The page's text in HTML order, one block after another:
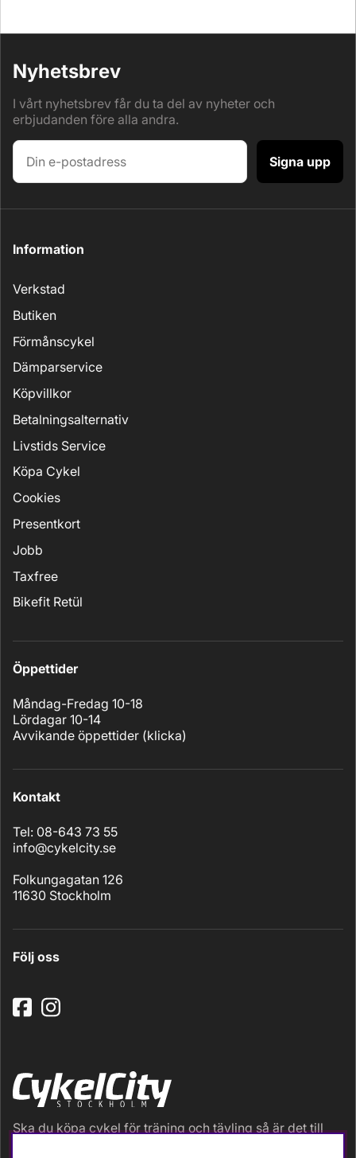
Nyhetsbrev
I vårt nyhetsbrev får du ta del av nyheter och
erbjudanden före alla andra.
Signa upp
Information
Verkstad
Butiken
Förmånscykel
Dämparservice
Köpvillkor
Betalningsalternativ
Livstids Service
Köpa Cykel
Cookies
Presentkort
Jobb
Taxfree
Bikefit Retül
Öppettider
Måndag-Fredag 10-18
Lördagar 10-14
Avvikande öppettider (klicka)
Kontakt
Tel: 08-643 73 55
info@cykelcity.se
Folkungagatan 126
11630 Stockholm
Följ oss
Ska du köpa cykel för träning och tävling så är det till